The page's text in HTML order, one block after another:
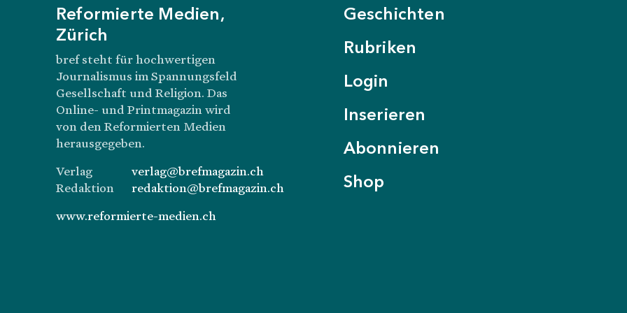
Reformierte Medien,
Zürich
bref steht für hochwertigen
Journalismus im Spannungsfeld
Gesellschaft und Religion. Das
Online- und Printmagazin wird
von den Reformierten Medien
herausgegeben.
Verlag
verlag@brefmagazin.ch
Redaktion
redaktion@brefmagazin.ch
www.reformierte-medien.ch
Geschichten
Rubriken
Login
Inserieren
Abonnieren
Shop